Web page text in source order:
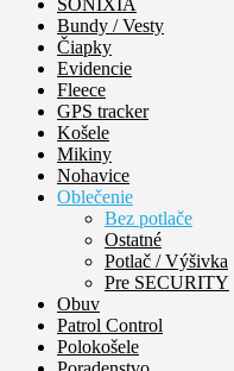
SONIXIA
Bundy / Vesty
Čiapky
Evidencie
Fleece
GPS tracker
Košele
Mikiny
Nohavice
Oblečenie
Bez potlače
Ostatné
Potlač / Výšivka
Pre SECURITY
Obuv
Patrol Control
Polokošele